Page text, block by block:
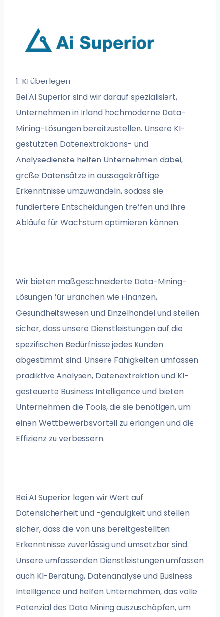
1. KI überlegen
Bei AI Superior sind wir darauf spezialisiert,
Unternehmen in Irland hochmoderne Data-
Mining-Lösungen bereitzustellen. Unsere KI-
gestützten Datenextraktions- und
Analysedienste helfen Unternehmen dabei,
große Datensätze in aussagekräftige
Erkenntnisse umzuwandeln, sodass sie
fundiertere Entscheidungen treffen und ihre
Abläufe für Wachstum optimieren können.
Wir bieten maßgeschneiderte Data-Mining-
Lösungen für Branchen wie Finanzen,
Gesundheitswesen und Einzelhandel und stellen
sicher, dass unsere Dienstleistungen auf die
spezifischen Bedürfnisse jedes Kunden
abgestimmt sind. Unsere Fähigkeiten umfassen
prädiktive Analysen, Datenextraktion und KI-
gesteuerte Business Intelligence und bieten
Unternehmen die Tools, die sie benötigen, um
einen Wettbewerbsvorteil zu erlangen und die
Effizienz zu verbessern.
Bei AI Superior legen wir Wert auf
Datensicherheit und -genauigkeit und stellen
sicher, dass die von uns bereitgestellten
Erkenntnisse zuverlässig und umsetzbar sind.
Unsere umfassenden Dienstleistungen umfassen
auch KI-Beratung, Datenanalyse und Business
Intelligence und helfen Unternehmen, das volle
Potenzial des Data Mining auszuschöpfen, um